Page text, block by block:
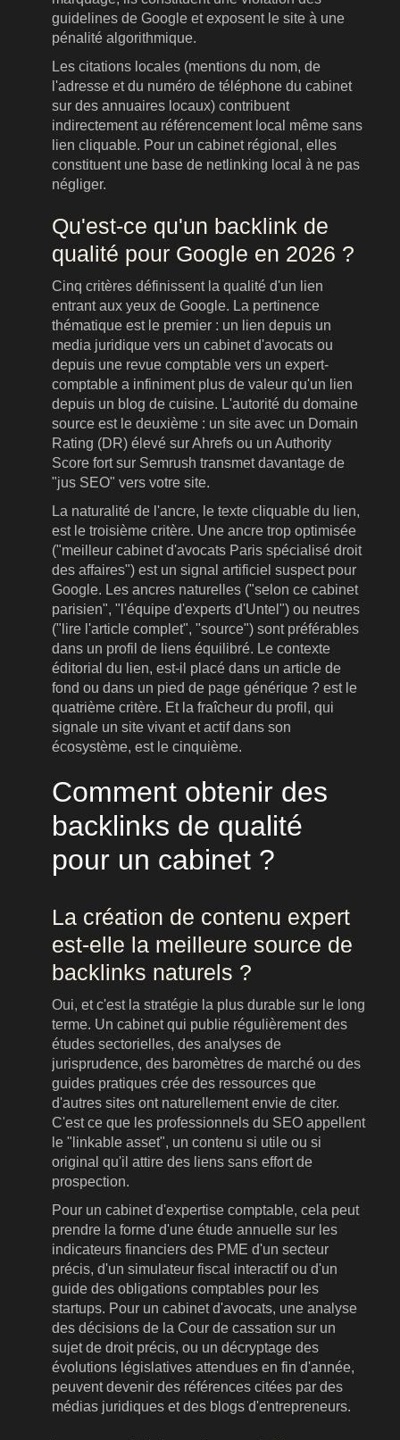
guidelines de Google et exposent le site à une
pénalité algorithmique.
Les citations locales (mentions du nom, de
l'adresse et du numéro de téléphone du cabinet
sur des annuaires locaux) contribuent
indirectement au référencement local même sans
lien cliquable. Pour un cabinet régional, elles
constituent une base de netlinking local à ne pas
négliger.
Qu'est-ce qu'un backlink de
qualité pour Google en 2026 ?
Cinq critères définissent la qualité d'un lien
entrant aux yeux de Google. La pertinence
thématique est le premier : un lien depuis un
media juridique vers un cabinet d'avocats ou
depuis une revue comptable vers un expert-
comptable a infiniment plus de valeur qu'un lien
depuis un blog de cuisine. L'autorité du domaine
source est le deuxième : un site avec un Domain
Rating (DR) élevé sur Ahrefs ou un Authority
Score fort sur Semrush transmet davantage de
"jus SEO" vers votre site.
La naturalité de l'ancre, le texte cliquable du lien,
est le troisième critère. Une ancre trop optimisée
("meilleur cabinet d'avocats Paris spécialisé droit
des affaires") est un signal artificiel suspect pour
Google. Les ancres naturelles ("selon ce cabinet
parisien", "l'équipe d'experts d'Untel") ou neutres
("lire l'article complet", "source") sont préférables
dans un profil de liens équilibré. Le contexte
éditorial du lien, est-il placé dans un article de
fond ou dans un pied de page générique ? est le
quatrième critère. Et la fraîcheur du profil, qui
signale un site vivant et actif dans son
écosystème, est le cinquième.
Comment obtenir des
backlinks de qualité
pour un cabinet ?
La création de contenu expert
est-elle la meilleure source de
backlinks naturels ?
Oui, et c'est la stratégie la plus durable sur le long
terme. Un cabinet qui publie régulièrement des
études sectorielles, des analyses de
jurisprudence, des baromètres de marché ou des
guides pratiques crée des ressources que
d'autres sites ont naturellement envie de citer.
C'est ce que les professionnels du SEO appellent
le "linkable asset", un contenu si utile ou si
original qu'il attire des liens sans effort de
prospection.
Pour un cabinet d'expertise comptable, cela peut
prendre la forme d'une étude annuelle sur les
indicateurs financiers des PME d'un secteur
précis, d'un simulateur fiscal interactif ou d'un
guide des obligations comptables pour les
startups. Pour un cabinet d'avocats, une analyse
des décisions de la Cour de cassation sur un
sujet de droit précis, ou un décryptage des
évolutions législatives attendues en fin d'année,
peuvent devenir des références citées par des
médias juridiques et des blogs d'entrepreneurs.